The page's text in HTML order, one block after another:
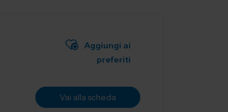
Aggiungi ai
preferiti
Vai alla scheda